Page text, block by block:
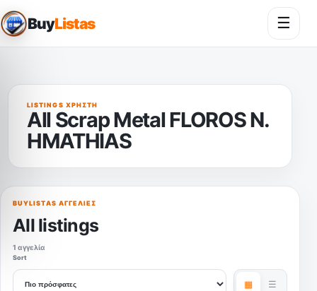
BuyListas ☰
LISTINGS ΧΡΉΣΤΗ
All Scrap Metal FLOROS N.
HMATHIAS
BUYLISTAS ΑΓΓΕΛΊΕΣ
All listings
1 αγγελία
Sort
▦ ☰